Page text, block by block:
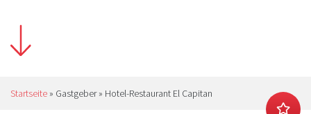
Startseite » Gastgeber» Hotel-Restaurant El Capitan